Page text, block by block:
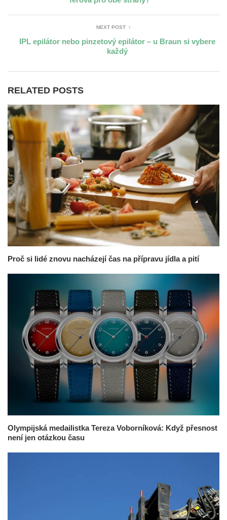
NEXT POST
IPL epilátor nebo pinzetový epilátor – u Braun si vybere
každý
RELATED POSTS
Proč si lidé znovu nacházejí čas na přípravu jídla a pití
Olympijská medailistka Tereza Voborníková: Když přesnost
není jen otázkou času